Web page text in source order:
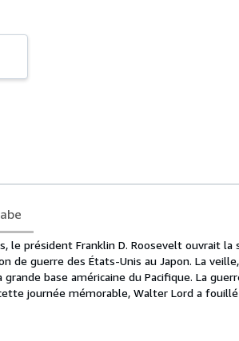
le président Franklin D. Roosevelt ouvrait la
de guerre des États-Unis au Japon. La
base américaine du Pacifique. La
journée mémorable, Walter Lord a fouillé